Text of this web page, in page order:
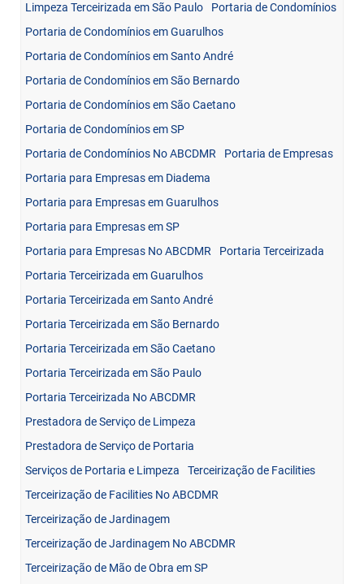
Limpeza Terceirizada em São Paulo
Portaria de Condomínios
Portaria de Condomínios em Guarulhos
Portaria de Condomínios em Santo André
Portaria de Condomínios em São Bernardo
Portaria de Condomínios em São Caetano
Portaria de Condomínios em SP
Portaria de Condomínios No ABCDMR
Portaria de Empresas
Portaria para Empresas em Diadema
Portaria para Empresas em Guarulhos
Portaria para Empresas em SP
Portaria para Empresas No ABCDMR
Portaria Terceirizada
Portaria Terceirizada em Guarulhos
Portaria Terceirizada em Santo André
Portaria Terceirizada em São Bernardo
Portaria Terceirizada em São Caetano
Portaria Terceirizada em São Paulo
Portaria Terceirizada No ABCDMR
Prestadora de Serviço de Limpeza
Prestadora de Serviço de Portaria
Serviços de Portaria e Limpeza
Terceirização de Facilities
Terceirização de Facilities No ABCDMR
Terceirização de Jardinagem
Terceirização de Jardinagem No ABCDMR
Terceirização de Mão de Obra em SP